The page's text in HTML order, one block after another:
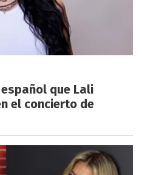
que Lali
el concierto de